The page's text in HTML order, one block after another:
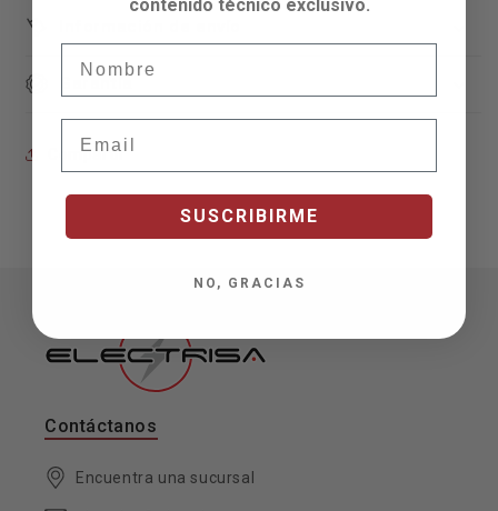
Compartir
Contáctanos
Encuentra una sucursal
contenido técnico exclusivo.
SUSCRIBIRME
NO, GRACIAS